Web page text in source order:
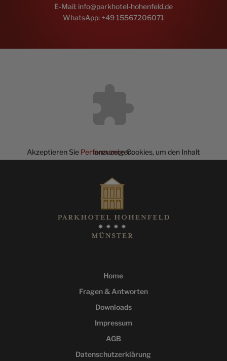
E-Mail: info@parkhotel-hohenfeld.de
WhatsApp: +4915567206071
Akzeptieren Sie Performance
Cookies, um den Inhalt anzuzeigen.
Home
Fragen & Antworten
Downloads
Impressum
AGB
Datenschutzerklärung